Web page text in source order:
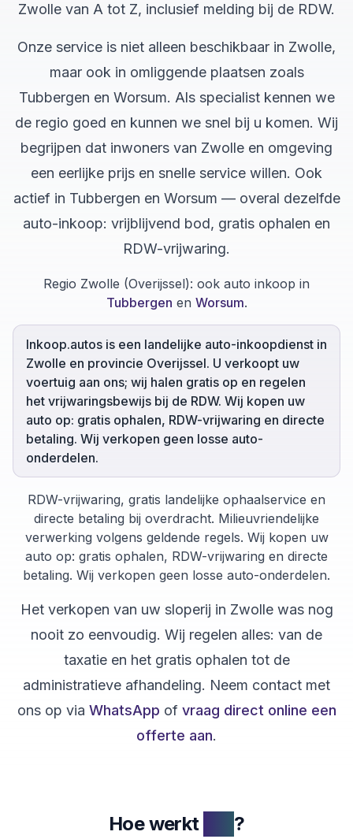
Zwolle van A tot Z, inclusief melding bij de RDW.
Onze service is niet alleen beschikbaar in Zwolle,
maar ook in omliggende plaatsen zoals
Tubbergen en Worsum. Als specialist kennen we
de regio goed en kunnen we snel bij u komen. Wij
begrijpen dat inwoners van Zwolle en omgeving
een eerlijke prijs en snelle service willen. Ook
actief in Tubbergen en Worsum — overal dezelfde
auto-inkoop: vrijblijvend bod, gratis ophalen en
RDW-vrijwaring.
Regio Zwolle (Overijssel): ook auto inkoop in
Tubbergen en Worsum.
Inkoop.autos is een landelijke auto-inkoopdienst in
Zwolle en provincie Overijssel. U verkoopt uw
voertuig aan ons; wij halen gratis op en regelen
het vrijwaringsbewijs bij de RDW. Wij kopen uw
auto op: gratis ophalen, RDW-vrijwaring en directe
betaling. Wij verkopen geen losse auto-
onderdelen.
RDW-vrijwaring, gratis landelijke ophaalservice en
directe betaling bij overdracht. Milieuvriendelijke
verwerking volgens geldende regels. Wij kopen uw
auto op: gratis ophalen, RDW-vrijwaring en directe
betaling. Wij verkopen geen losse auto-onderdelen.
Het verkopen van uw sloperij in Zwollewas nog
nooit zo eenvoudig. Wij regelen alles: van de
taxatie en het gratis ophalen tot de
administratieve afhandeling. Neem contact met
ons op via WhatsApp of vraag direct online een
offerte aan.
Hoe werkt ?